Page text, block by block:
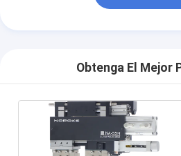
Obtenga El Mejor